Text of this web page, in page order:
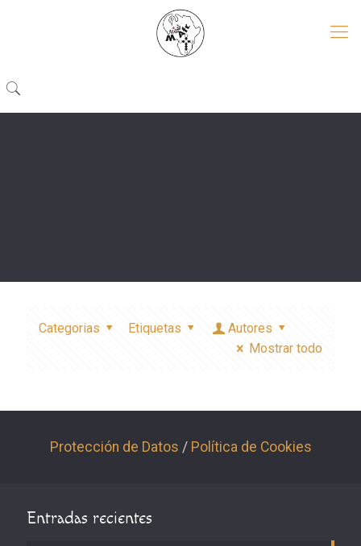
Categorias Etiquetas
Autores
Mostrar todo
Protección de Datos / Política de Cookies
Entradas recientes